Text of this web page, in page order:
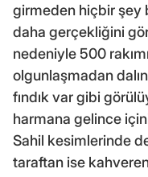
girmeden hiçbir şey
daha gerçekliğini
nedeniyle 500
olgunlaşmadan
fındık var gibi
harmana gelince
Sahil kesimlerinde
taraftan ise